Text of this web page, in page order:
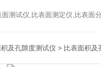
仪,比表面测定仪,比表面分析仪,比表
及孔隙度测试仪 > 比表面积及